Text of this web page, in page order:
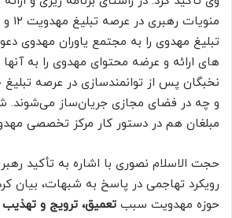
تبلیغ مهدوی را به مجتمع یاوران مهدوی
های ارائه و عرضه محتوای مهدوی را به
نخبگان پس از توانمندسازی در عرصه
و چه در فضای مجازی جریان‌ساز می‌شوند.
مبلغان هم در دستور کار مرکز تخصصی
حجت الاسلام نصوری با اشاره به تأکید
رویکرد تهاجمی در پاسخ به شبهات، بیان
حوزه مهدویت سبب تعمیق، ترویج و